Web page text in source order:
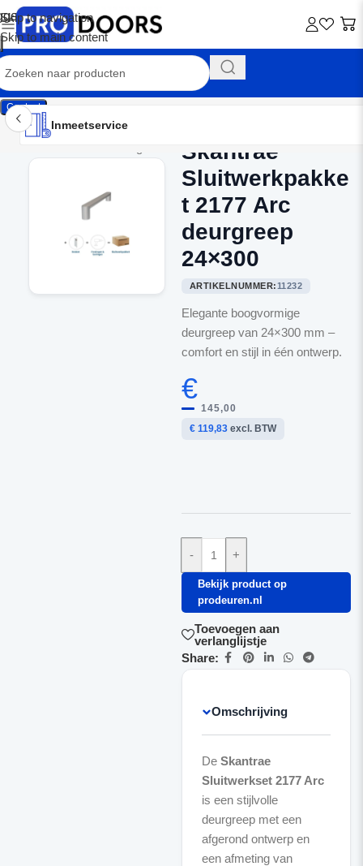
Skip to navigation
Skip to main content
Contact
Inmeetservice
Montageservice
Advies op maat
Showroom
Inmeetservice
Skantrae
Sluitwerkpakke
t 2177 Arc
deurgreep
24×300
ARTIKELNUMMER:11232
Elegante boogvormige
deurgreep van 24×300 mm –
comfort en stijl in één ontwerp.
€
145,00
€ 119,83excl. BTW
- +
Bekijk product op
prodeuren.nl
Toevoegen aan
verlanglijstje
Share:
Omschrijving
De Skantrae
Sluitwerkset 2177 Arc
is een stijlvolle
deurgreep met een
afgerond ontwerp en
een afmeting van